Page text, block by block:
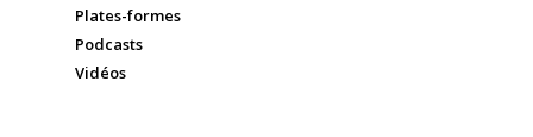
Plates-formes
Podcasts
Vidéos